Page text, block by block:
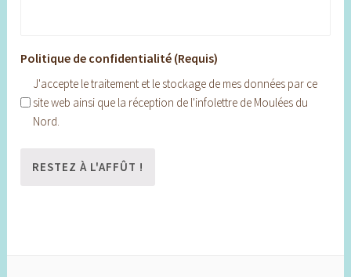
Politique de confidentialité (Requis)
J'accepte le traitement et le stockage de mes données par ce
site web ainsi que la réception de l'infolettre de Moulées du
Nord.